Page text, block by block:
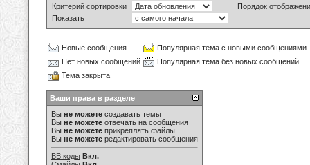
Критерий сортировки
Порядок
Показать
Новые сообщения
Популярная тема с новыми сообщениями
Нет новых сообщений
Популярная тема без новых сообщений
Тема закрыта
Ваши права в разделе
Вы не можете создавать темы
Вы не можете отвечать на сообщения
Вы не можете прикреплять файлы
Вы не можете редактировать сообщения
BB коды Вкл.